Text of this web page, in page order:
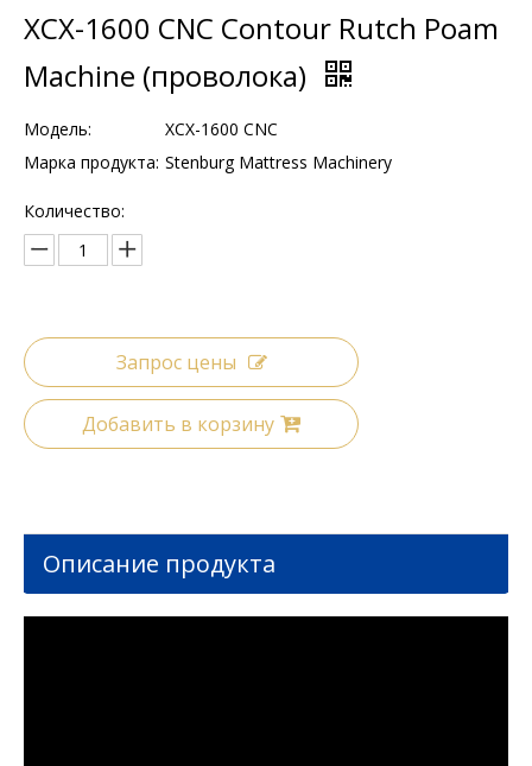
XCX-1600 CNC Contour Rutch Poam
Machine (проволока)
Модель:
XCX-1600 CNC
Марка продукта: Stenburg Mattress Machinery
Количество:
Запрос цены
Добавить в корзину
Описание продукта